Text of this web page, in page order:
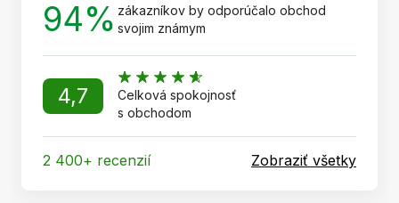
94% zákazníkov by odporúčalo obchod
svojim známym
4,7
Celková spokojnosť
s obchodom
2 400+ recenzií Zobraziť všetky